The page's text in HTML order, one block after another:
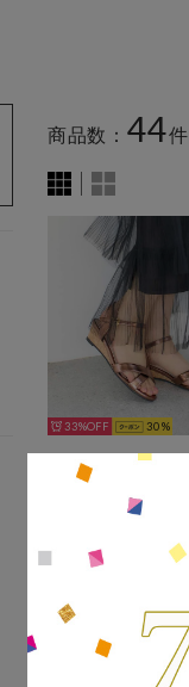
商品数： 44件
33% 30
noyau
￥4,510